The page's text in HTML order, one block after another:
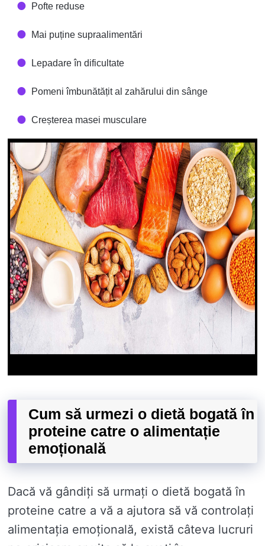
Pofte reduse
Mai puține supraalimentări
Lepadare în dificultate
Pomeni îmbunătățit al zahărului din sânge
Creșterea masei musculare
Cum să urmezi o dietă bogată în
proteine ​​catre o alimentație
emoțională
Dacă vă gândiți să urmați o dietă bogată în
proteine ​​catre a vă a ajutora să vă controlați
alimentația emoțională, există câteva lucruri